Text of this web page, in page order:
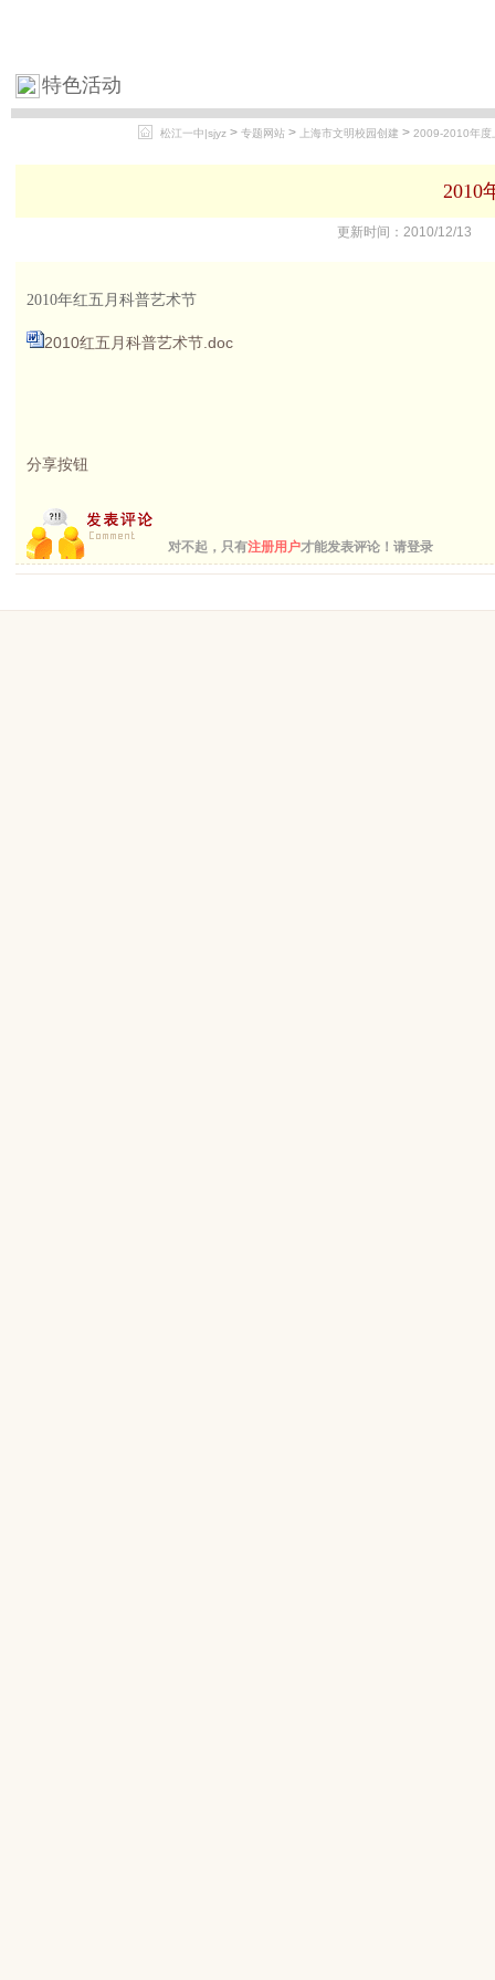
特色活动
松江一中|sjyz > 专题网站 > 上海市文明校园创建 > 2009-2010年度
2010
更新时间：2010/12/
2010年红五月科普艺术节
2010红五月科普艺术节.doc
分享按钮
对不起，只有注册用户才能发表评论！请登录